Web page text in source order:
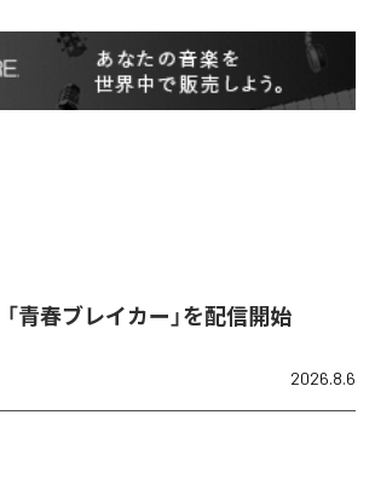
青春ブレイカー」を配信開始
2026.8.6